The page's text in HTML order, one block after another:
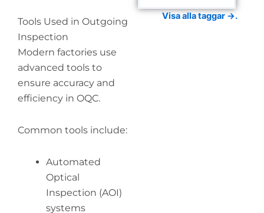
Tools Used in Outgoing
Inspection
Modern factories use
advanced tools to
ensure accuracy and
efficiency in OQC.
Common tools include:
Automated
Optical
Inspection (AOI)
systems
Visa alla taggar →.